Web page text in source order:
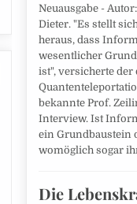
Neuausgabe -
Dieter. "Es stellt
heraus, dass
wesentlicher
ist", versicherte der
bekannte Prof.
Interview. Ist
ein Grundbaustein
womöglich sogar
Die